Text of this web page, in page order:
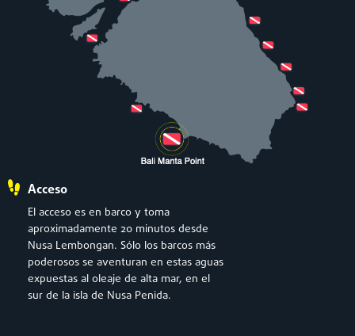
Acceso
El acceso es en barco y toma
aproximadamente 20 minutos desde
Nusa Lembongan. Sólo los barcos más
poderosos se aventuran en estas aguas
expuestas al oleaje de alta mar, en el
sur de la isla de Nusa Penida.